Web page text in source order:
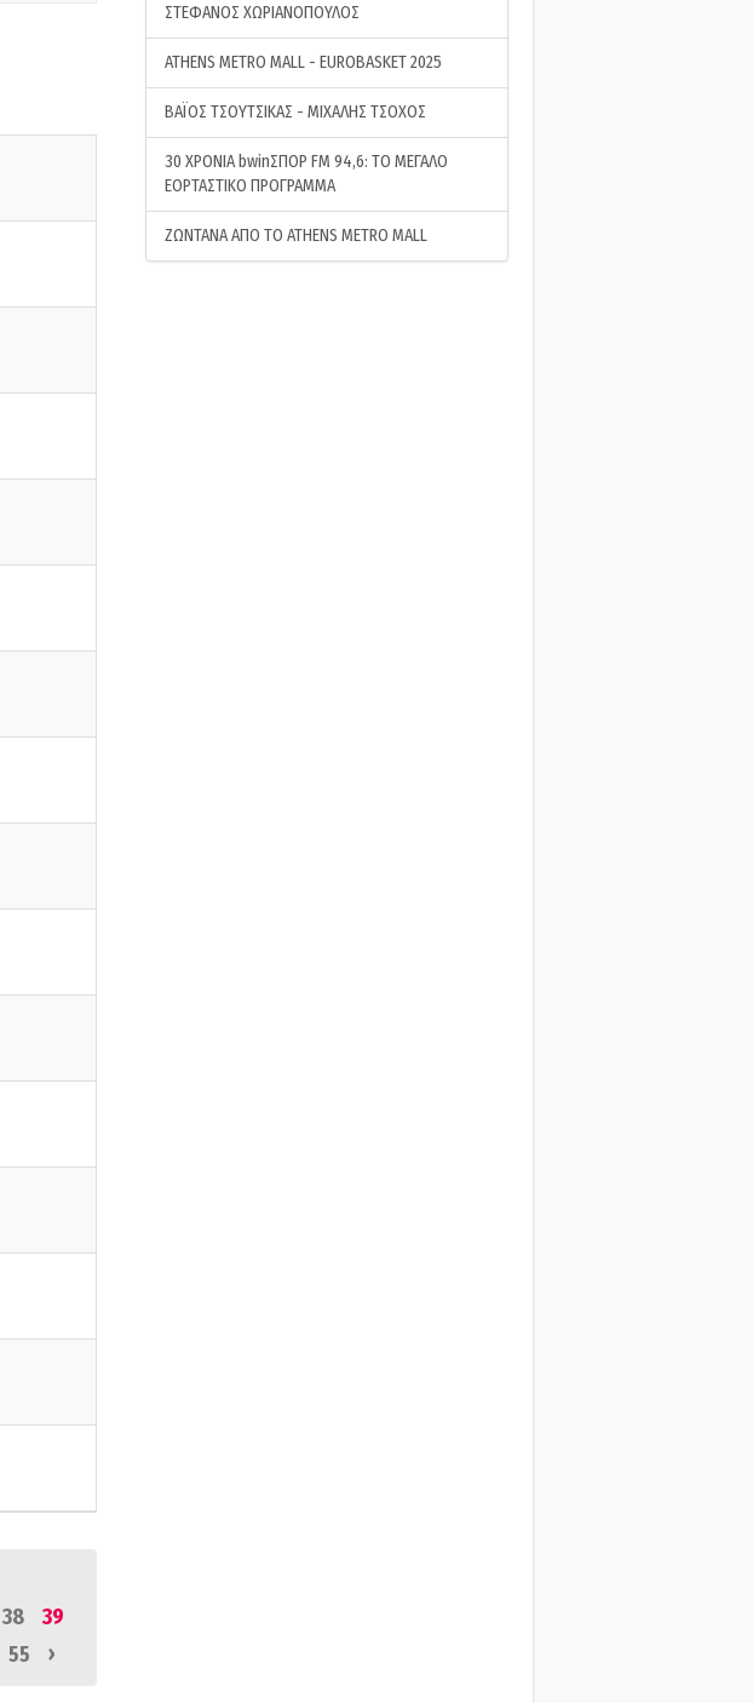
38
39
55 ›
ΣΤΕΦΑΝΟΣ ΧΩΡΙΑΝΟΠΟΥΛΟΣ
ATHENS METRO MALL - EUROBASKET 2025
ΒΑΪΟΣ ΤΣΟΥΤΣΙΚΑΣ - ΜΙΧΑΛΗΣ ΤΣΟΧΟΣ
30 ΧΡΟΝΙΑ bwinΣΠΟΡ FM 94,6: ΤΟ ΜΕΓΑΛΟ
ΕΟΡΤΑΣΤΙΚΟ ΠΡΟΓΡΑΜΜΑ
ΖΩΝΤΑΝΑ ΑΠΟ ΤΟ ATHENS METRO MALL